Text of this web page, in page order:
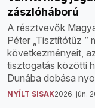
zászlóháború
A résztvevők
Péter „Tisztítótűz ”
következményeit,
tisztogatás közötti
Dunába dobása
NYÍLT SISAK2026. jún.